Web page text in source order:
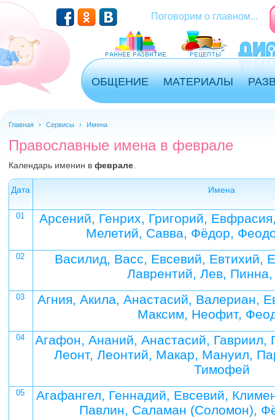
Перейти к основному содержанию
Поговорим о главном...
ОБЩЕНИЕ МАТЕРИАЛЫ
Главная › Сервисы › Имена
Православные имена в феврале
Календарь именин в феврале
Дата Имена
01
Арсений, Генрих, Григорий,
Мелетий, Савва, Фёдор,
02
Василид, Васс, Евсевий, Евтихий,
Лаврентий, Лев,
03
Агния, Акила, Анастасий, Валериан,
Максим, Неофит,
04
Агафон, Ананий, Анастасий, Гавриил,
Леонт, Леонтий, Макар, Мануил,
Тимофей
05
Агафангел, Геннадий, Евсевий,
Павлин, Саламан (Соломон),